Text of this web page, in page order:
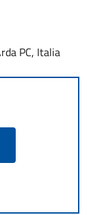
PC, Italia